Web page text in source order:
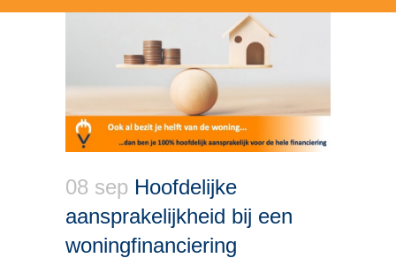
08 sep Hoofdelijke
aansprakelijkheid bij een
woningfinanciering